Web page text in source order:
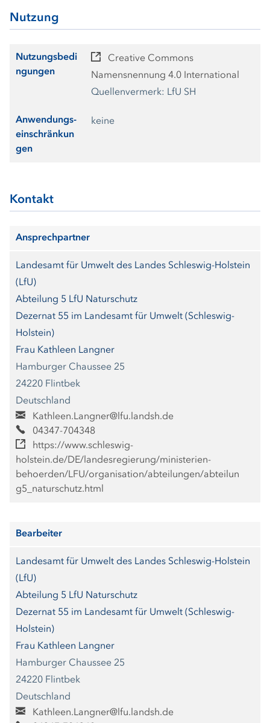
Nutzung
Nutzungsbedi
ngungen
Creative Commons
Namensnennung 4.0 International
Quellenvermerk: LfU SH
Anwendungs-
einschränkun
gen
keine
Kontakt
Ansprechpartner
Landesamt für Umwelt des Landes Schleswig-Holstein
(LfU)
Abteilung 5 LfU Naturschutz
Dezernat 55 im Landesamt für Umwelt (Schleswig-
Holstein)
Frau Kathleen Langner
Hamburger Chaussee 25
24220 Flintbek
Deutschland
Kathleen.Langner@lfu.landsh.de
04347-704348
https://www.schleswig-
holstein.de/DE/landesregierung/ministerien-
behoerden/LFU/organisation/abteilungen/abteilun
g5_naturschutz.html
Bearbeiter
Landesamt für Umwelt des Landes Schleswig-Holstein
(LfU)
Abteilung 5 LfU Naturschutz
Dezernat 55 im Landesamt für Umwelt (Schleswig-
Holstein)
Frau Kathleen Langner
Hamburger Chaussee 25
24220 Flintbek
Deutschland
Kathleen.Langner@lfu.landsh.de